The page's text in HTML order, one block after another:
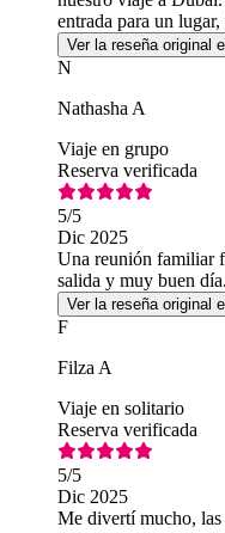
entrada para un
Ver la reseña original
N
Nathasha A
Viaje en grupo
Reserva verificada
5/5
Dic 2025
Una reunión familiar
salida y muy buen día.
Ver la reseña original
F
Filza A
Viaje en solitario
Reserva verificada
5/5
Dic 2025
Me divertí mucho, las